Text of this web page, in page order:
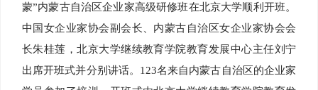
蒙”内蒙古自治区企业家高级研修班在北京大学顺利开班。
中国女企业家协会副会长、内蒙古自治区女企业家协会会
长朱桂莲，北京大学继续教育学院教育发展中心主任刘宁
出席开班式并分别讲话。123名来自内蒙古自治区的企业家